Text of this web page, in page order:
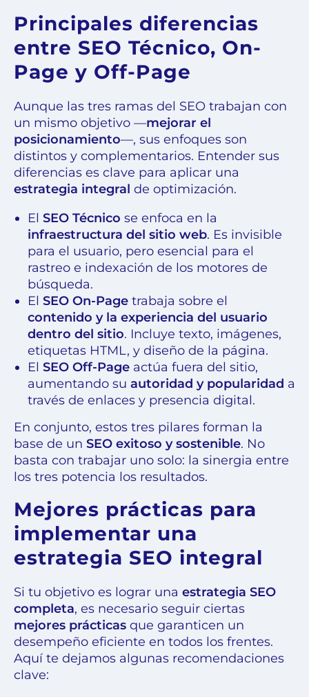
Principales diferencias
entre SEO Técnico, On-
Page y Off-Page
Aunque las tres ramas del SEO trabajan con
un mismo objetivo —mejorar el
posicionamiento—, sus enfoques son
distintos y complementarios. Entender sus
diferencias es clave para aplicar una
estrategia integral de optimización.
El SEO Técnico se enfoca en la
infraestructura del sitio web. Es invisible
para el usuario, pero esencial para el
rastreo e indexación de los motores de
búsqueda.
El SEO On-Page trabaja sobre el
contenido y la experiencia del usuario
dentro del sitio. Incluye texto, imágenes,
etiquetas HTML, y diseño de la página.
El SEO Off-Page actúa fuera del sitio,
aumentando su autoridad y popularidad a
través de enlaces y presencia digital.
En conjunto, estos tres pilares forman la
base de un SEO exitoso y sostenible. No
basta con trabajar uno solo: la sinergia entre
los tres potencia los resultados.
Mejores prácticas para
implementar una
estrategia SEO integral
Si tu objetivo es lograr una estrategia SEO
completa, es necesario seguir ciertas
mejores prácticas que garanticen un
desempeño eficiente en todos los frentes.
Aquí te dejamos algunas recomendaciones
clave: